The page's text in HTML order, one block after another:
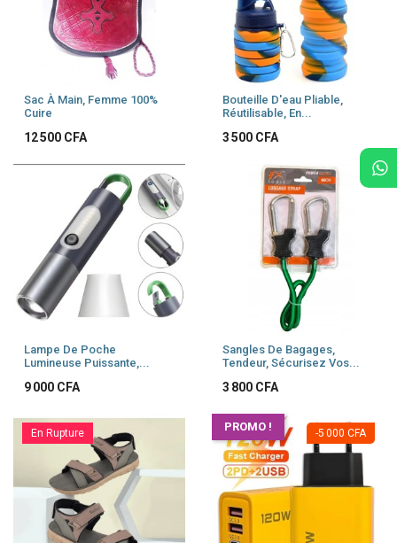
Sac À Main, Femme 100%
Cuire
Prix
12 500 CFA
Bouteille D'eau Pliable,
Réutilisable, En...
Prix
3 500 CFA
Lampe De Poche
Lumineuse Puissante,...
Prix
9 000 CFA
Sangles De Bagages,
Tendeur, Sécurisez Vos...
Prix
3 800 CFA
En Rupture PROMO ! -5 000 CFA